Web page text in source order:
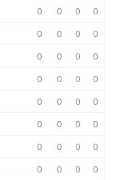
0 0 0
0
0 0 0
0
0 0 0
0
0 0 0
0
0 0 0
0
0 0 0
0
0 0 0
0
0 0 0
0